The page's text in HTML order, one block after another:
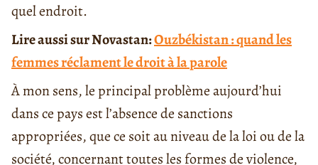
quel endroit.
Lire aussi sur Novastan:Ouzbékistan : quand les
femmes réclament le droit à la parole
À mon sens, le principal problème aujourd’hui
dans ce pays est l’absence de sanctions
appropriées, que ce soit au niveau de la loi ou de la
société, concernant toutes les formes de violence,